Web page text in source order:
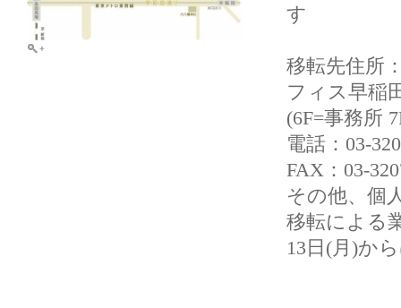
す
移転先住所
フィス早稲
(6F=事務所
電話：03-
FAX：03-
その他、個
移転による
13日(月)か